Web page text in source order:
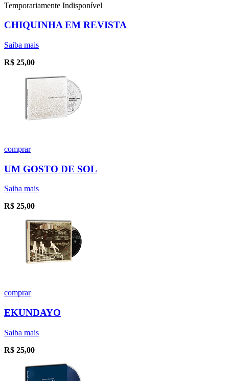
Temporariamente Indisponível
CHIQUINHA EM REVISTA
Saiba mais
R$ 25,00
comprar
UM GOSTO DE SOL
Saiba mais
R$ 25,00
comprar
EKUNDAYO
Saiba mais
R$ 25,00